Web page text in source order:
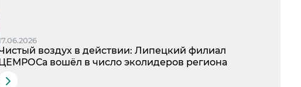
воздух в действии: Липецкий филиал
ЦЕМРОСа вошёл в число эколидеров региона